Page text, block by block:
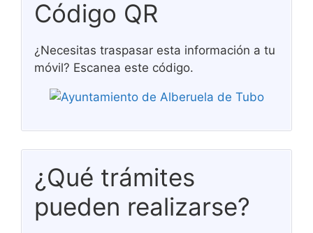
Código QR
¿Necesitas traspasar esta información a tu
móvil? Escanea este código.
¿Qué trámites
pueden realizarse?